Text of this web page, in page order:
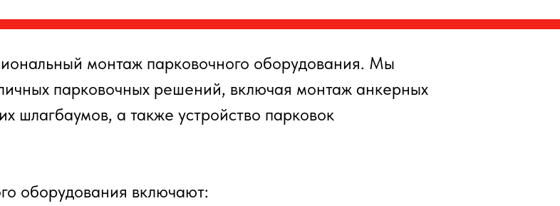
монтаж парковочного оборудования. Мы
парковочных решений, включая монтаж анкерных
шлагбаумов, а также устройство парковок
оборудования включают: